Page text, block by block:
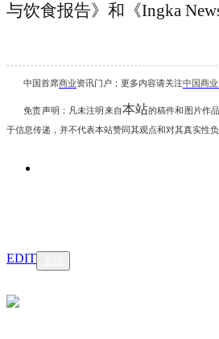
与饮食报告》 和《Ingka
中国首席商业资讯门户；更多内容请关注中国商
免责声明：凡未注明 来自本站的稿件和图片作
于信息传递，并不代表本站赞同其观点和对其真实性
EDIT